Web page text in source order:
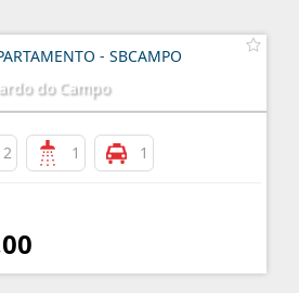
- SBCAMPO
do Campo
2 1 1